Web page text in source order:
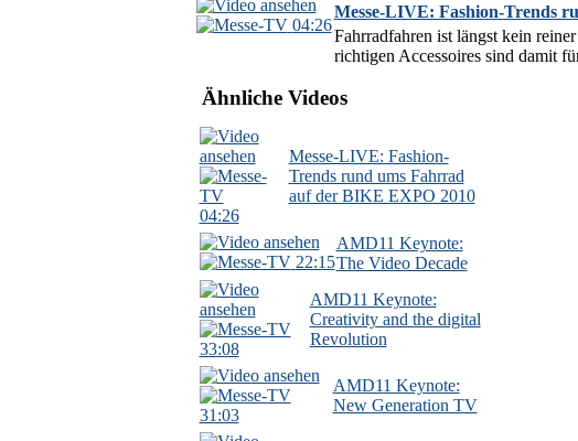
04:26
Messe-LIVE: Fashion-Trends
Fahrradfahren ist längst kein
richtigen Accessoires sind damit
Ähnliche Videos
04:26
Messe-LIVE: Fashion-
Trends rund ums Fahrrad
auf der BIKE EXPO 2010
22:15
AMD11 Keynote:
The Video Decade
33:08
AMD11 Keynote:
Creativity and the digital
Revolution
31:03
AMD11 Keynote:
New Generation TV